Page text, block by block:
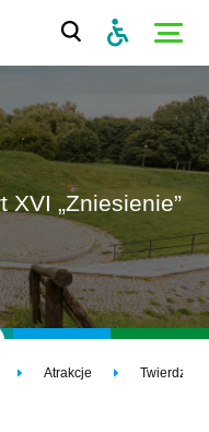
„Zniesienie”
Atrakcje Twierdza